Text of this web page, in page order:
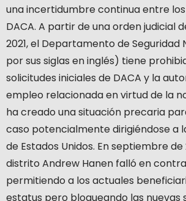
una incertidumbre continua entre
DACA. A partir de una orden judicial
2021, el Departamento de Seguridad
por sus siglas en inglés) tiene
solicitudes iniciales de DACA y la
empleo relacionada en virtud de la
ha creado una situación precaria
caso potencialmente dirigiéndose a
de Estados Unidos. En septiembre de
distrito Andrew Hanen falló en
permitiendo a los actuales
estatus pero bloqueando las nuevas